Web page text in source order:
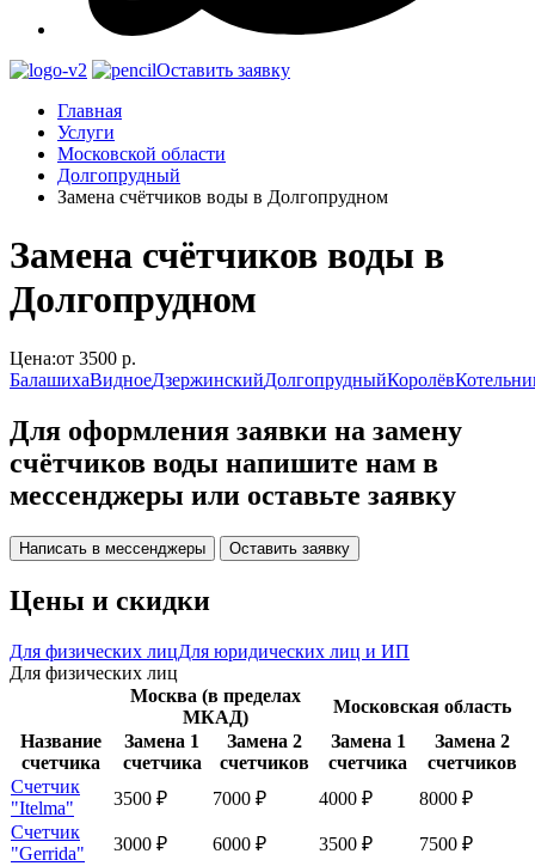
Оставить заявку
Главная
Услуги
Московской области
Долгопрудный
Замена счётчиков воды в Долгопрудном
Замена счётчиков воды в
Долгопрудном
Цена:от 3500 р.
БалашихаВидноеДзержинскийДолгопрудныйКоролёв
Для оформления заявки на замену
счётчиков воды напишите нам в
мессенджеры или оставьте заявку
Написать в мессенджеры Оставить заявку
Цены и скидки
Для физических лицДля юридических лиц и ИП
Для физических лиц
Москва (в пределах
МКАД)
Московская область
Название
счетчика
Замена 1
счетчика
Замена 2
счетчиков
Замена 1
счетчика
Замена 2
счетчиков
Счетчик
"Itelma"
3500 ₽ 7000 ₽ 4000 ₽
8000 ₽
Счетчик
"Gerrida"
3000 ₽ 6000 ₽ 3500 ₽ 7500 ₽